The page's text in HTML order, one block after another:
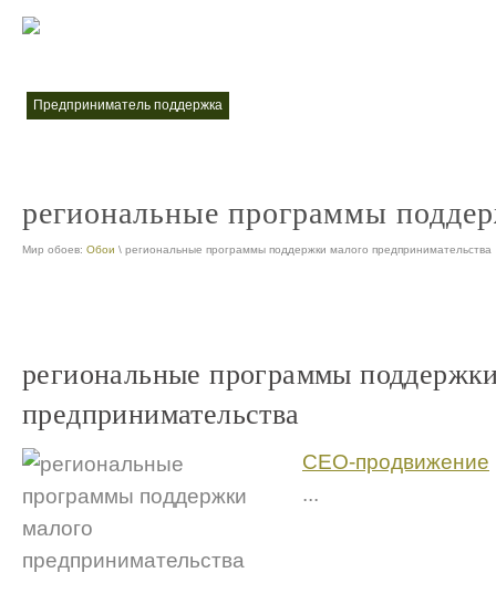
предприниматель поддержка
региональные программы
Мир обоев: Обои \ региональные программы поддержки малого предпринимательства
региональные программы
предпринимательства
СЕО-продвижение
...